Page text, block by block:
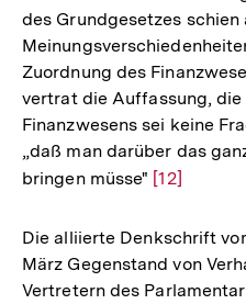
des Grundgesetzes schien
Zuordnung des
vertrat die Auffassung, die
Finanzwesens sei keine
„daß man darüber das
bringen müsse" Zur
der
Fußnote
[12]
Die alliierte Denkschrift
März Gegenstand von
Vertretern des